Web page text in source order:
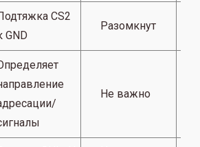
CS2
GND
Разомкнут
Не важно